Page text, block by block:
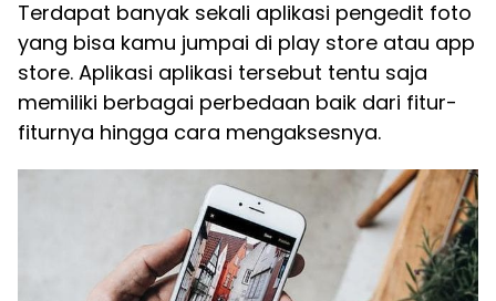
Terdapat banyak sekali aplikasi pengedit foto
yang bisa kamu jumpai di play store atau app
store. Aplikasi aplikasi tersebut tentu saja
memiliki berbagai perbedaan baik dari fitur-
fiturnya hingga cara mengaksesnya.